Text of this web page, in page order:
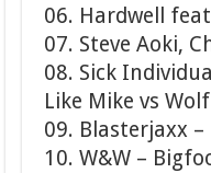
06. Hardwell
07. Steve Aoki,
08. Sick
Like Mike vs
09. Blasterjaxx
10. W&W –